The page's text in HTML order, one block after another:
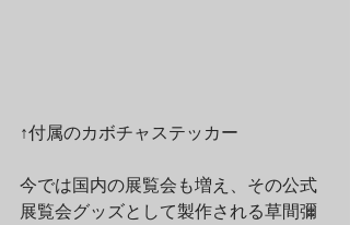
↑付属のカボチャステッカー
今では国内の展覧会も増え、その公式
展覧会グッズとして製作される草間彌